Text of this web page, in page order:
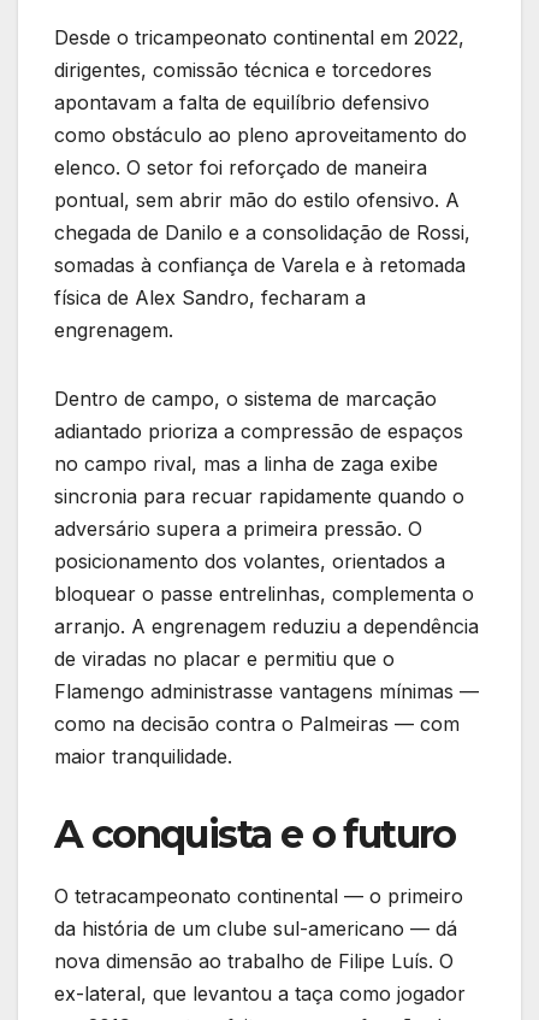
Desde o tricampeonato continental em 2022,
dirigentes, comissão técnica e torcedores
apontavam a falta de equilíbrio defensivo
como obstáculo ao pleno aproveitamento do
elenco. O setor foi reforçado de maneira
pontual, sem abrir mão do estilo ofensivo. A
chegada de Danilo e a consolidação de Rossi,
somadas à confiança de Varela e à retomada
física de Alex Sandro, fecharam a
engrenagem.
Dentro de campo, o sistema de marcação
adiantado prioriza a compressão de espaços
no campo rival, mas a linha de zaga exibe
sincronia para recuar rapidamente quando o
adversário supera a primeira pressão. O
posicionamento dos volantes, orientados a
bloquear o passe entrelinhas, complementa o
arranjo. A engrenagem reduziu a dependência
de viradas no placar e permitiu que o
Flamengo administrasse vantagens mínimas —
como na decisão contra o Palmeiras — com
maior tranquilidade.
A conquista e o futuro
O tetracampeonato continental — o primeiro
da história de um clube sul-americano — dá
nova dimensão ao trabalho de Filipe Luís. O
ex-lateral, que levantou a taça como jogador